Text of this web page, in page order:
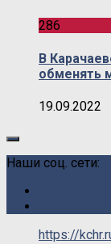
286
В
обменять
19.09.2022
Наши соц. сети:
https://